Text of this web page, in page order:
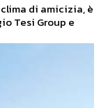
di amicizia, è
Tesi Group e